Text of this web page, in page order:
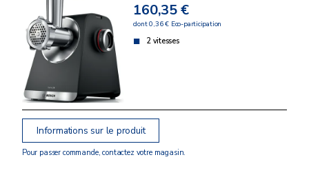
160,35 €
dont 0,36 € Eco-participation
2 vitesses
Informations sur le produit
Pour passer commande, contactez votre magasin.